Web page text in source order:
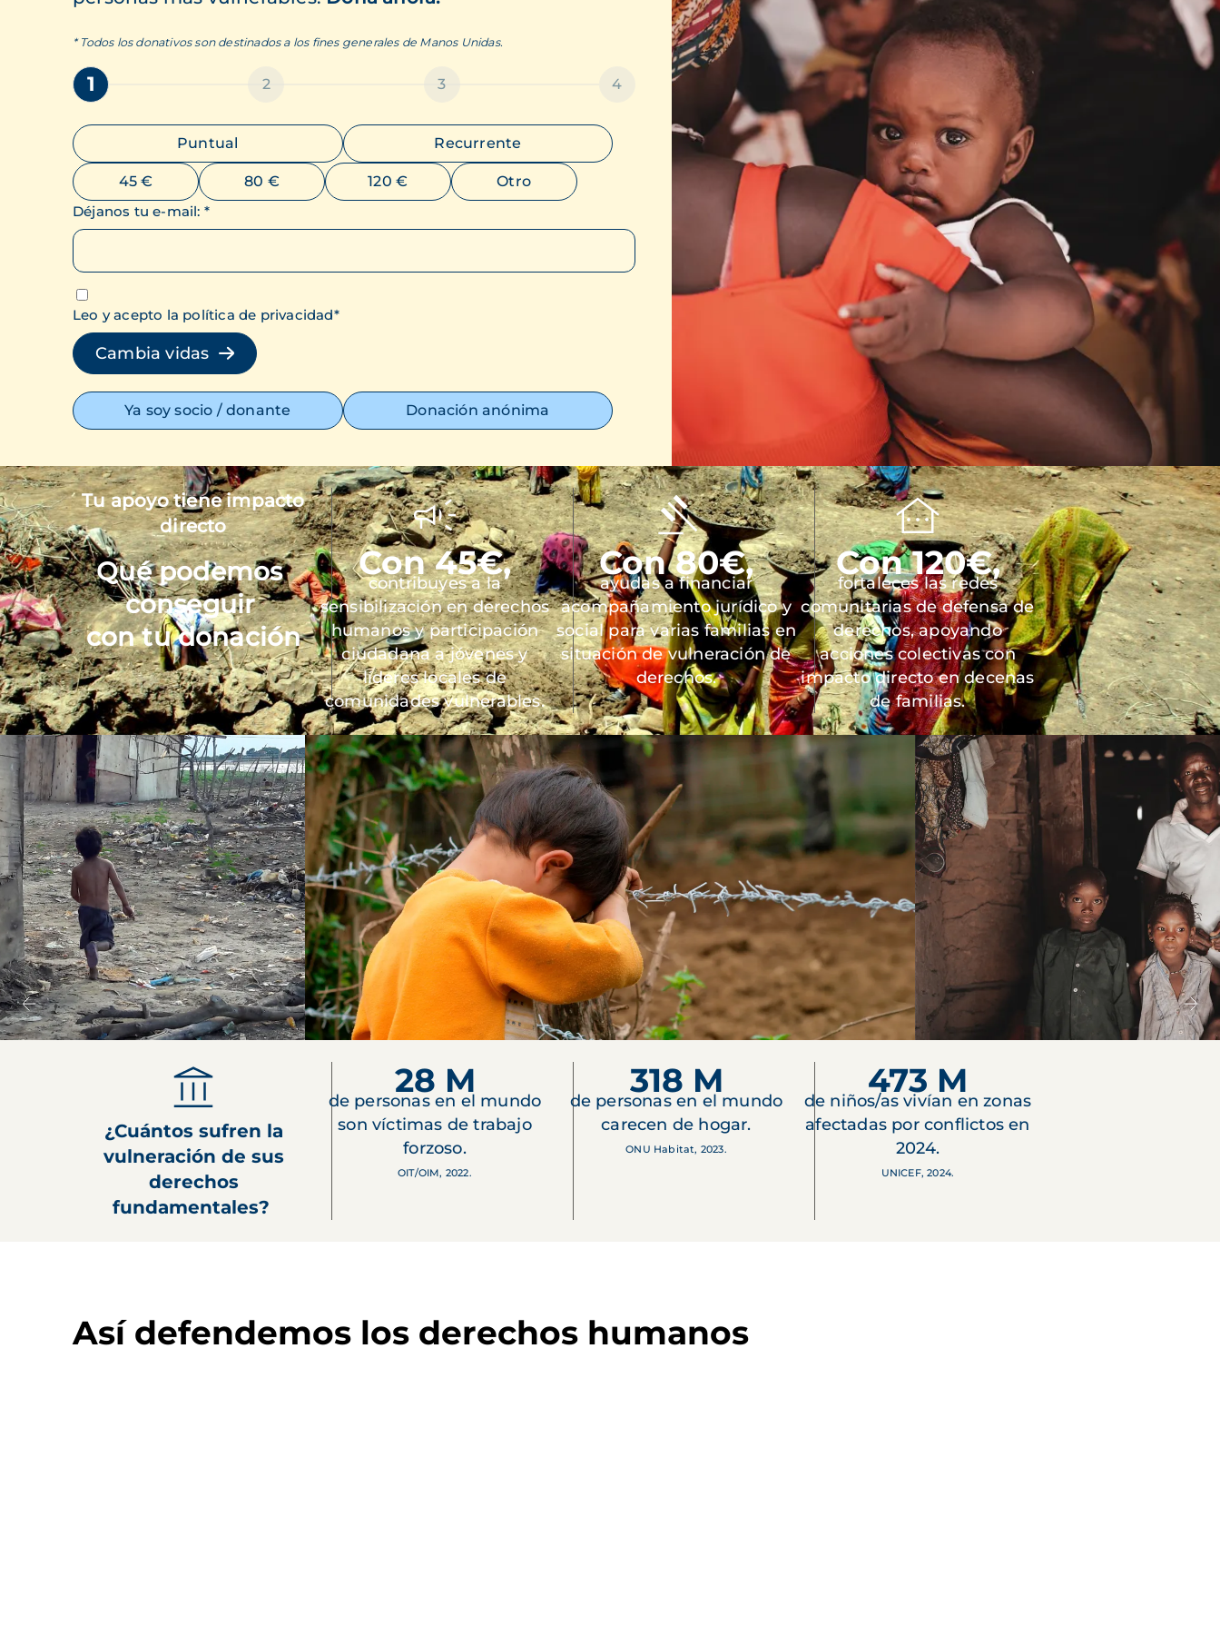
* Todos los donativos son destinados a los fines generales de Manos Unidas.
1 2 3 4
Puntual Recurrente
45 € 80 € 120 €
Otro
Déjanos tu e-mail: *
Leo y acepto la política de privacidad*
Cambia vidas
Ya soy socio / donante Donación anónima
Imagen
Tu apoyo tiene impacto
directo
Qué podemos
conseguir
con tu donación
Con 45€,
contribuyes a la
sensibilización en derechos
humanos y participación
ciudadana a jóvenes y
líderes locales de
comunidades vulnerables.
Con 80€,
ayudas a financiar
acompañamiento jurídico y
social para varias familias en
situación de vulneración de
derechos.
Con 120€,
fortaleces las redes
comunitarias de defensa de
derechos, apoyando
acciones colectivas con
impacto directo en decenas
de familias.
¿Cuántos sufren la
vulneración de sus
derechos
fundamentales?
28 M
de personas en el mundo
son víctimas de trabajo
forzoso.
OIT/OIM, 2022.
318 M
de personas en el mundo
carecen de hogar.
ONU Habitat, 2023.
473 M
de niños/as vivían en zonas
afectadas por conflictos en
2024.
UNICEF, 2024.
Así defendemos los derechos humanos